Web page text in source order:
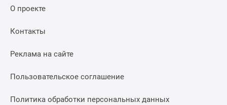
О проекте
Контакты
Реклама на сайте
Пользовательское соглашение
Политика обработки персональных данных